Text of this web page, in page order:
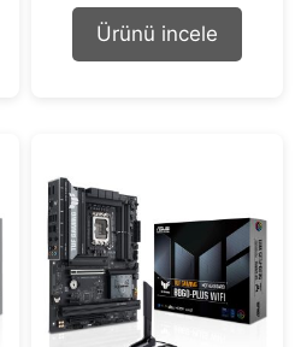
o
f
Ürünü incele